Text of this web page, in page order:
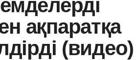
ақпаратқа
(видео)